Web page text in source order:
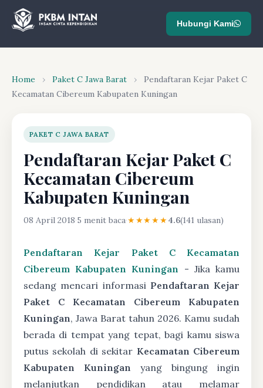
Hubungi Kami
Home › Paket C Jawa Barat ›
Pendaftaran Kejar Paket C
Kecamatan Cibereum Kabupaten Kuningan
PAKET C JAWA BARAT
Pendaftaran Kejar Paket C
Kecamatan Cibereum
Kabupaten Kuningan
08 April 2018·5 menit baca·★★★★★4.6(141 ulasan)
Pendaftaran Kejar Paket C Kecamatan
Cibereum Kabupaten Kuningan - Jika kamu
sedang mencari informasi Pendaftaran Kejar
Paket C Kecamatan Cibereum Kabupaten
Kuningan, Jawa Barat tahun 2026. Kamu sudah
berada di tempat yang tepat, bagi kamu siswa
putus sekolah di sekitar Kecamatan Cibereum
Kabupaten Kuningan yang bingung ingin
melanjutkan pendidikan atau melamar